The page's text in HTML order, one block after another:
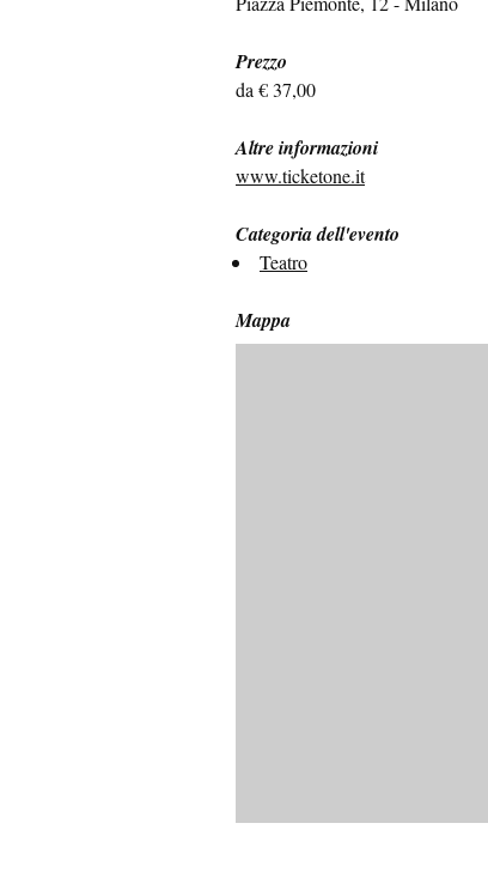
Prezzo
da € 37,00
Altre informazioni
www.ticketone.it
Categoria dell'evento
Teatro
Mappa